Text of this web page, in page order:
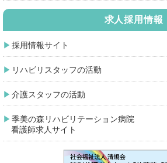
求人採用情報
採用情報サイト
リハビリスタッフの活動
介護スタッフの活動
季美の森リハビリテーション病院
看護師求人サイト